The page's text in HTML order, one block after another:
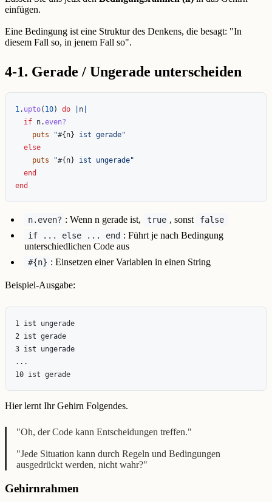
einfügen.
Eine Bedingung ist eine Struktur des Denkens, die besagt: "In
diesem Fall so, in jenem Fall so".
4-1. Gerade / Ungerade unterscheiden
1. upto( 10) do n
if n.even?
puts
"#{ n} ist gerade"
else
puts
"#{ n} ist ungerade"
end
end
n.even? : Wenn n gerade ist, true , sonst
false
if ... else ... end : Führt je nach Bedingung
unterschiedlichen Code aus
#{n} : Einsetzen einer Variablen in einen String
Beispiel-Ausgabe:
1 ist ungerade
2 ist gerade
3 ist ungerade
...
Hier lernt Ihr Gehirn Folgendes.
"Oh, der Code kann Entscheidungen treffen."
"Jede Situation kann durch Regeln und Bedingungen
ausgedrückt werden, nicht wahr?"
Gehirnrahmen